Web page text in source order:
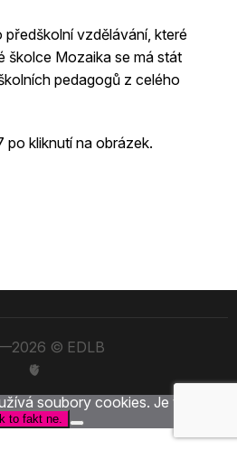
vzdělávání, které
školce Mozaika se má stát
pedagogů z celého
kliknutí na obrázek.
© EDLB
🫀
soubory cookies. Je to po vás
to fakt ne.